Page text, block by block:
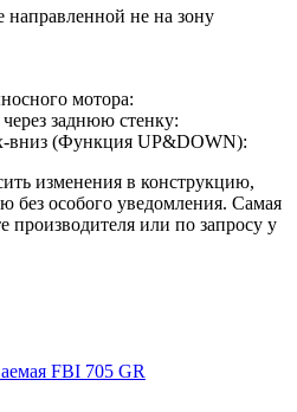
не на зону
мотора:
заднюю стенку:
вниз (Функция UP&DOWN):
изменения в конструкцию,
без особого уведомления. Самая
производителя или по запросу у
FBI 705 GR